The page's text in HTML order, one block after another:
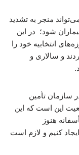
منجر به تشدید
شود؛ در این
انتخابیه خود را
و سالاری و
سازمان تأمین
این است که این
هنوز
کنیم و لازم است